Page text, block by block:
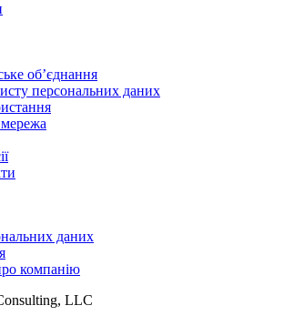
об’єднання
персональних даних
даних
компанію
LLC